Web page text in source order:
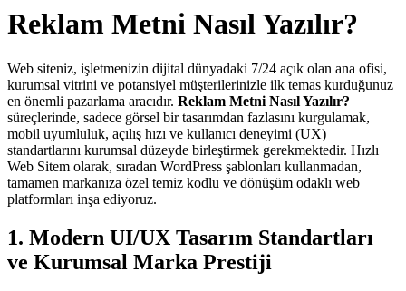
Reklam Metni Nasıl Yazılır?
Web siteniz, işletmenizin dijital dünyadaki 7/24 açık olan ana ofisi,
kurumsal vitrini ve potansiyel müşterilerinizle ilk temas kurduğunuz
en önemli pazarlama aracıdır. Reklam Metni Nasıl Yazılır?
süreçlerinde, sadece görsel bir tasarımdan fazlasını kurgulamak,
mobil uyumluluk, açılış hızı ve kullanıcı deneyimi (UX)
standartlarını kurumsal düzeyde birleştirmek gerekmektedir. Hızlı
Web Sitem olarak, sıradan WordPress şablonları kullanmadan,
tamamen markanıza özel temiz kodlu ve dönüşüm odaklı web
platformları inşa ediyoruz.
1. Modern UI/UX Tasarım Standartları
ve Kurumsal Marka Prestiji